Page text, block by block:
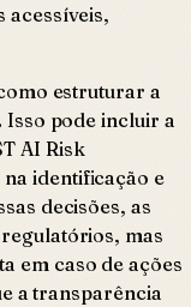
acessíveis,
estruturar a
Isso pode incluir a
AI Risk
identificação e
decisões, as
mas
em caso de ações
a transparência